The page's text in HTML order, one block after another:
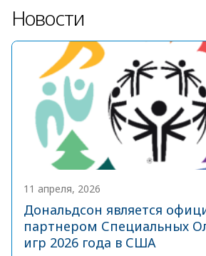
Новости
11 апреля, 2026
Дональдсон является
партнером Специальных
игр 2026 года в США